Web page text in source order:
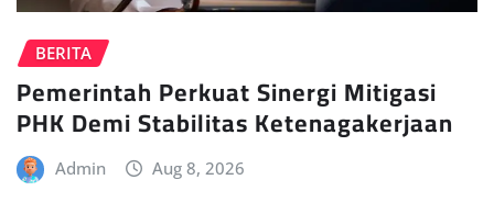
BERITA
Pemerintah Perkuat Sinergi Mitigasi
PHK Demi Stabilitas Ketenagakerjaan
Admin Aug 8, 2026